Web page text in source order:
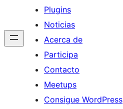
Plugins
Noticias
Acerca de
Participa
Contacto
Meetups
Consigue WordPress